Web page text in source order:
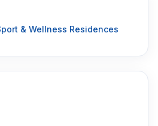
& Wellness Residences